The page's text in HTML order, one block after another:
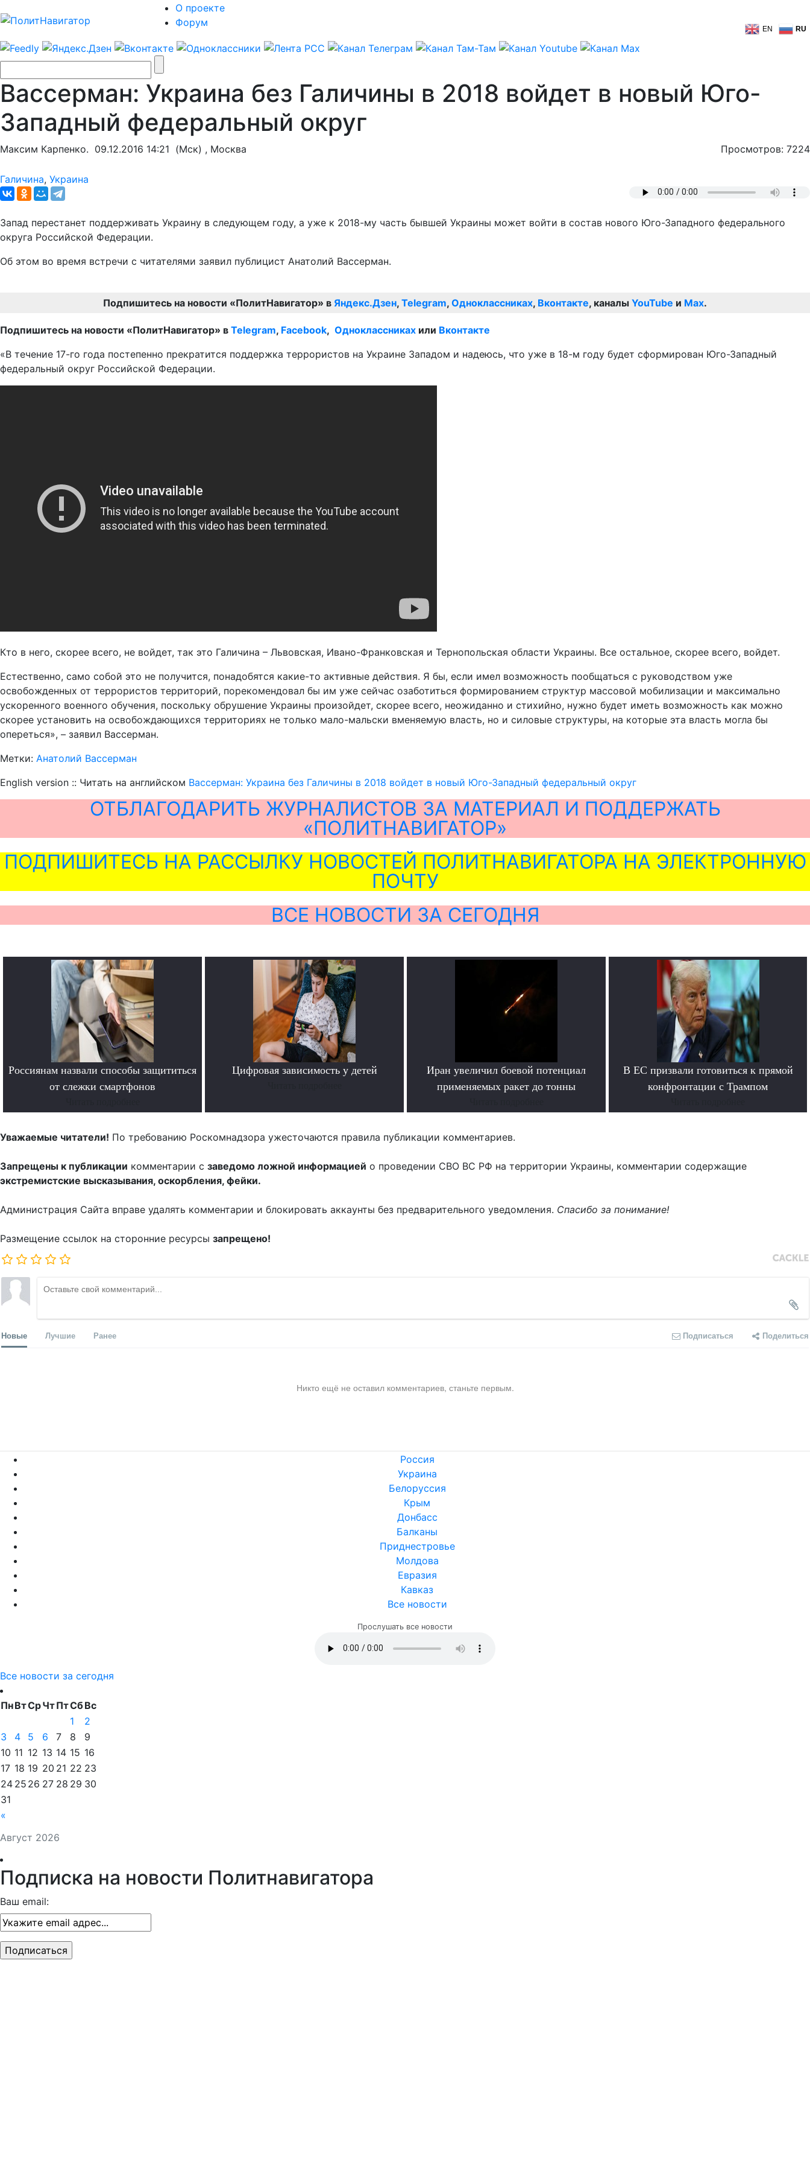
О проекте
Форум
EN RU
Вассерман: Украина без Галичины в 2018 войдет в новый Юго-
Западный федеральный округ
Максим Карпенко. 09.12.2016 14:21 (Мск) , Москва Просмотров: 7224
Галичина, Украина
Запад перестанет поддерживать Украину в следующем году, а уже к 2018-му часть бывшей Украины может войти в состав нового Юго-Западного федерального
округа Российской Федерации.
Об этом во время встречи с читателями заявил публицист Анатолий Вассерман.
Подпишитесь на новости «ПолитНавигатор» в Яндекс.Дзен, Telegram, Одноклассниках, Вконтакте, каналы YouTube и Max.
Подпишитесь на новости «ПолитНавигатор» в Telegram, Facebook, Одноклассниках или Вконтакте
«В течение 17-го года постепенно прекратится поддержка террористов на Украине Западом и надеюсь, что уже в 18-м году будет сформирован Юго-Западный
федеральный округ Российской Федерации.
Кто в него, скорее всего, не войдет, так это Галичина – Львовская, Ивано-Франковская и Тернопольская области Украины. Все остальное, скорее всего, войдет.
Естественно, само собой это не получится, понадобятся какие-то активные действия. Я бы, если имел возможность пообщаться с руководством уже
освобожденных от террористов территорий, порекомендовал бы им уже сейчас озаботиться формированием структур массовой мобилизации и максимально
ускоренного военного обучения, поскольку обрушение Украины произойдет, скорее всего, неожиданно и стихийно, нужно будет иметь возможность как можно
скорее установить на освобождающихся территориях не только мало-мальски вменяемую власть, но и силовые структуры, на которые эта власть могла бы
опереться», – заявил Вассерман.
Метки: Анатолий Вассерман
English version :: Читать на английском Вассерман: Украина без Галичины в 2018 войдет в новый Юго-Западный федеральный округ
ОТБЛАГОДАРИТЬ ЖУРНАЛИСТОВ ЗА МАТЕРИАЛ И ПОДДЕРЖАТЬ
«ПОЛИТНАВИГАТОР»
ПОДПИШИТЕСЬ НА РАССЫЛКУ НОВОСТЕЙ ПОЛИТНАВИГАТОРА НА ЭЛЕКТРОННУЮ
ПОЧТУ
ВСЕ НОВОСТИ ЗА СЕГОДНЯ
Россиянам назвали способы защититься
от слежки смартфонов
Цифровая зависимость у детей
Иран увеличил боевой потенциал
применяемых ракет до тонны
В ЕС призвали готовиться к прямой
конфронтации с Трампом
Уважаемые читатели! По требованию Роскомнадзора ужесточаются правила публикации комментариев.
Запрещены к публикации комментарии с заведомо ложной информацией о проведении СВО ВС РФ на территории Украины, комментарии содержащие
экстремистские высказывания, оскорбления, фейки.
Администрация Сайта вправе удалять комментарии и блокировать аккаунты без предварительного уведомления. Спасибо за понимание!
Размещение ссылок на сторонние ресурсы запрещено!
Новые Лучшие Ранее Подписаться Поделиться
Никто ещё не оставил комментариев, станьте первым.
Россия
Украина
Белоруссия
Крым
Донбасс
Балканы
Приднестровье
Молдова
Евразия
Кавказ
Все новости
Прослушать все новости
Все новости за сегодня
Август 2026
ПнВтСрЧтПтСбВс
«
1
2
3
4 5 6 7 8
9
10 11 12 13 14 15 16
17 18 19 20 21 22 23
24 25 26 27 28 29 30
31
Подписка на новости Политнавигатора
Ваш email: